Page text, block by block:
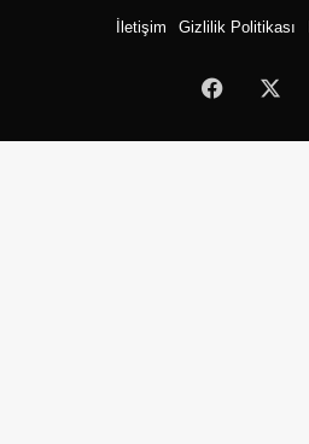
İletişim Gizlilik Politikası
Facebook